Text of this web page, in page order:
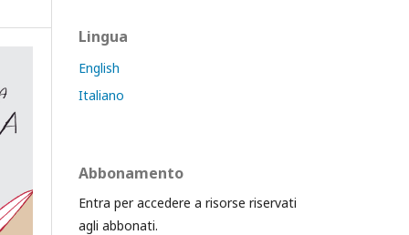
Lingua
English
Italiano
Abbonamento
Entra per accedere a risorse riservati
agli abbonati.